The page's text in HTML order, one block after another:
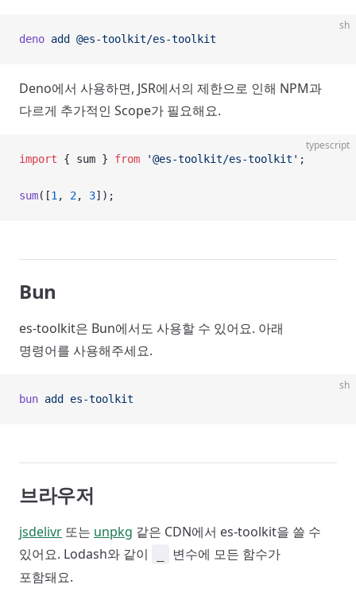
sh
deno add @es-toolkit/es-toolkit
Deno에서 사용하면, JSR에서의 제한으로 인해 NPM과
다르게 추가적인 Scope가 필요해요.
typescript
import { sum } from '@es-toolkit/es-toolkit' ;
sum([1 , 2, 3]);
Bun
es-toolkit은 Bun에서도 사용할 수 있어요. 아래
명령어를 사용해주세요.
sh
bun add es-toolkit
브라우저
jsdelivr 또는 unpkg 같은 CDN에서 es-toolkit을 쓸 수
있어요. Lodash와 같이
변수에 모든 함수가
포함돼요.